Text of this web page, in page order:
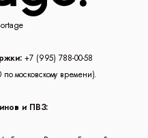
+7 (995) 788-00-58
московскому времени).
и ПВЗ: